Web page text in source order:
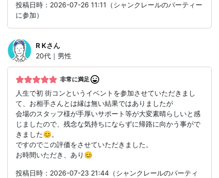
投稿日時：2026-07-26 11:11（シャンクレールのパーティー
に参加）
R Kさん
20代｜男性
非常に満足
人生で初 街コンというイベントを参加させていただきまし
て、お相手さんとは縁は無い結果ではありましたが
会場のスタッフ様が手厚いサポート等が大変素晴らしいと感
じましたので、残念な気持ちにならずに帰路に向かう事がで
きました😊。
ですのでこの評価をさせていただきました。
お時間いただき、あり😊
投稿日時：2026-07-23 21:44（シャンクレールのパーティ